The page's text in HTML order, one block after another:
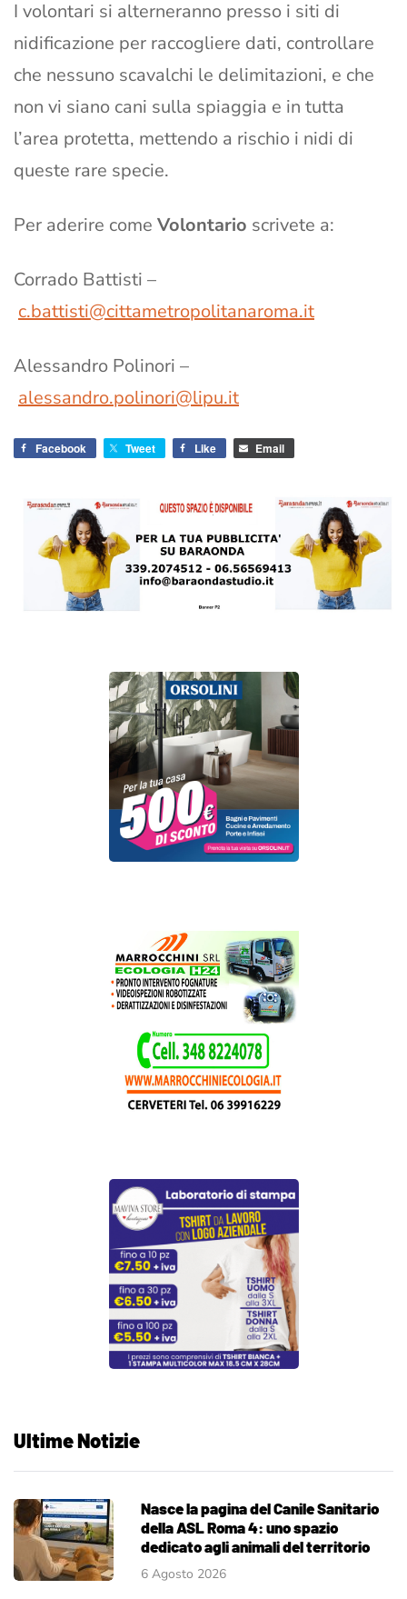
I volontari si alterneranno presso i siti di
nidificazione per raccogliere dati, controllare
che nessuno scavalchi le delimitazioni, e che
non vi siano cani sulla spiaggia e in tutta
l’area protetta, mettendo a rischio i nidi di
queste rare specie.
Per aderire come Volontario scrivete a:
Corrado Battisti –
c.battisti@cittametropolitanaroma.it
Alessandro Polinori –
alessandro.polinori@lipu.it
Facebook Tweet Like Email
Ultime Notizie
Nasce la pagina del Canile Sanitario
della ASL Roma 4: uno spazio
dedicato agli animali del territorio
6 Agosto 2026